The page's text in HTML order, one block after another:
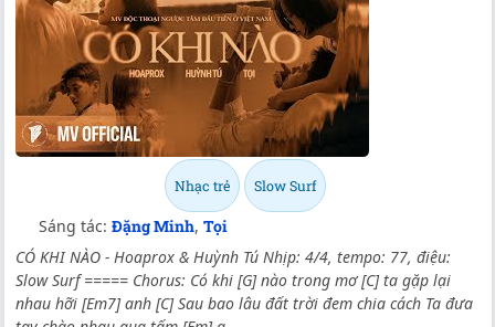
Nhạc trẻ Slow Surf
Sáng tác: Đặng Minh, Tọi
CÓ KHI NÀO - Hoaprox & Huỳnh Tú Nhịp: 4/4, tempo: 77, điệu:
Slow Surf ===== Chorus: Có khi [G] nào trong mơ [C] ta gặp lại
nhau hỡi [Em7] anh [C] Sau bao lâu đất trời đem chia cách Ta đưa